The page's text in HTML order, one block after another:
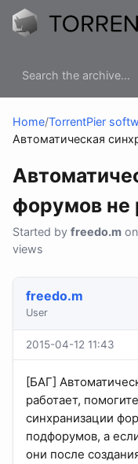
Home/TorrentPier
Автоматическая
форумов не
Started by freedo.m
views
freedo.m
User
2015-04-12 11:43
[БАГ]
работает,
синхранизации
подфорумов, а
они после